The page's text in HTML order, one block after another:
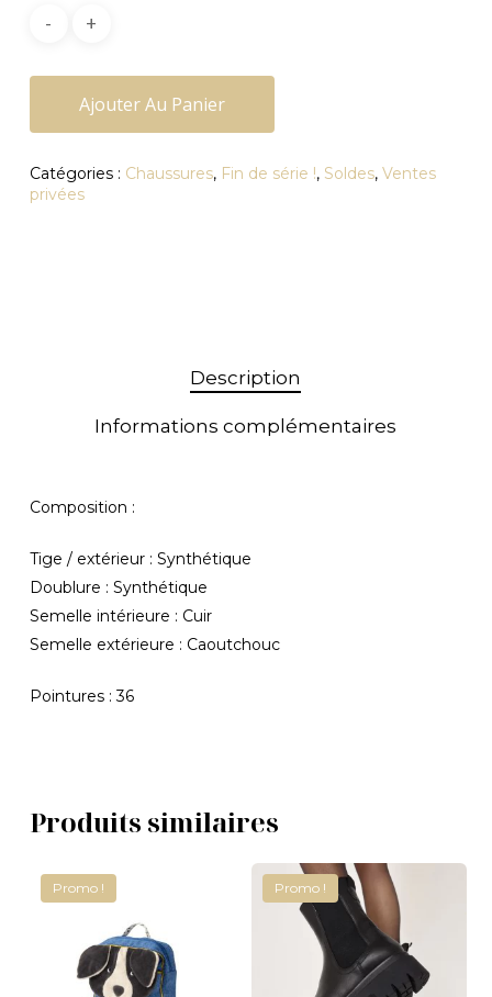
Ajouter Au Panier
Catégories : Chaussures, Fin de série !, Soldes, Ventes
privées
Description
Informations complémentaires
Composition :
Tige / extérieur : Synthétique
Doublure : Synthétique
Semelle intérieure : Cuir
Semelle extérieure : Caoutchouc
Pointures : 36
Produits similaires
Promo ! Promo !